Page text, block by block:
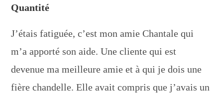
Quantité
J’étais fatiguée, c’est mon amie Chantale qui
m’a apporté son aide. Une cliente qui est
devenue ma meilleure amie et à qui je dois une
fière chandelle. Elle avait compris que j’avais un